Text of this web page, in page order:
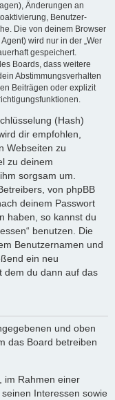
Änderungen an
Benutzer-
Die von deinem Browser
wird nur in der „Wer
gespeichert.
Boards, dass weitere
Abstimmungsverhalten
Beiträgen oder explizit
(Hash)
dir empfohlen,
Webseiten zu
zu deinem
sorgsam um.
von phpBB
deinem Passwort
haben, so kannst du
benutzen. Die
Benutzernamen und
ein neu
dem du dann auf das
und oben
das Board betreiben
im Rahmen einer
Interessen sowie